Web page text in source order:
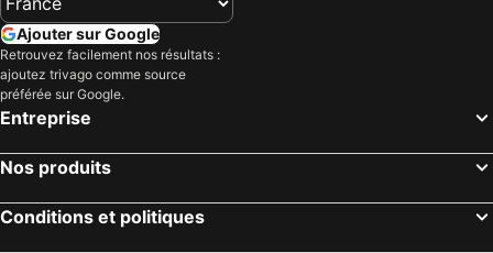
Ajouter sur Google
Retrouvez facilement nos résultats :
ajoutez trivago comme source
préférée sur Google.
Entreprise
Nos produits
Conditions et politiques